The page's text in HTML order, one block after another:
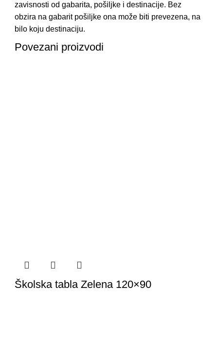
zavisnosti od gabarita, pošiljke i destinacije. Bez
obzira na gabarit pošiljke ona može biti prevezena, na
bilo koju destinaciju.
Povezani proizvodi
Školska tabla Zelena 120×90